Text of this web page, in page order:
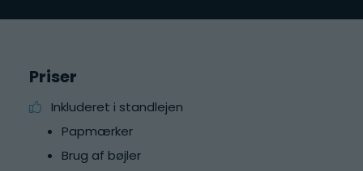
Priser
Inkluderet i standlejen
Papmærker
Brug af bøjler